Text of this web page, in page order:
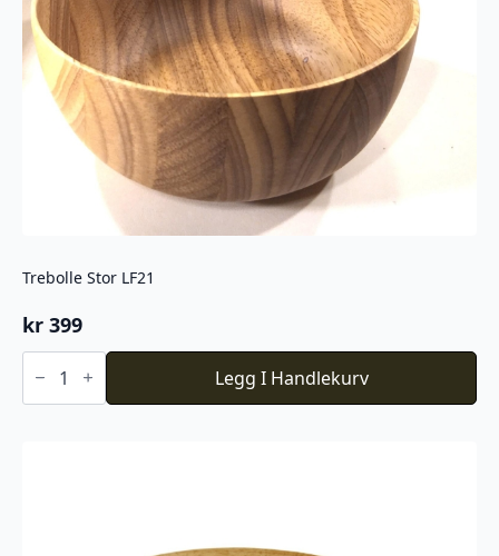
Trebolle Stor LF21
kr 399
Trebolle
Stor
antall
Legg I Handlekurv